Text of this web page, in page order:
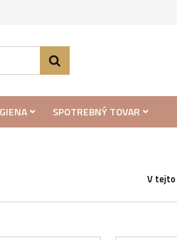
SPOTREBNÝ TOVAR
V tejto